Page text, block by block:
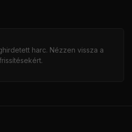
harc. Nézzen vissza a